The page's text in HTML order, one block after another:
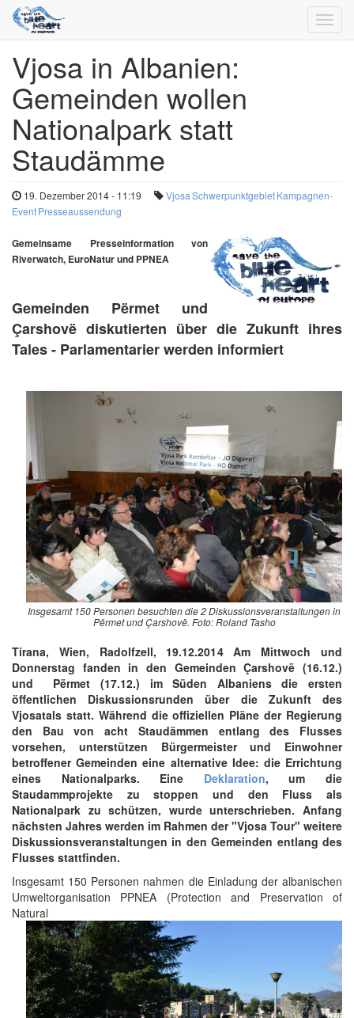
Direkt
zum
Inhalt
Vjosa in Albanien:
Gemeinden wollen
Nationalpark statt
Staudämme
19. Dezember 2014 - 11:19 VjosaSchwerpunktgebietKampagnen-
EventPresseaussendung
Gemeinsame Presseinformation
von
Riverwatch, EuroNatur und PPNEA
Gemeinden Përmet und
Çarshovë diskutierten über die Zukunft ihres
Tales - Parlamentarier werden informiert
Insgesamt 150 Personen besuchten die 2 Diskussionsveranstaltungen in
Përmet und Çarshovë. Foto: Roland Tasho
Tirana, Wien, Radolfzell, 19.12.2014 Am Mittwoch und
Donnerstag fanden in den Gemeinden Çarshovë (16.12.)
und Përmet (17.12.) im Süden Albaniens die ersten
öffentlichen Diskussionsrunden über die Zukunft des
Vjosatals statt. Während die offiziellen Pläne der Regierung
den Bau von acht Staudämmen entlang des Flusses
vorsehen, unterstützen Bürgermeister und Einwohner
betroffener Gemeinden eine alternative Idee: die Errichtung
eines Nationalparks. Eine Deklaration, um die
Staudammprojekte zu stoppen und den Fluss als
Nationalpark zu schützen, wurde unterschrieben. Anfang
nächsten Jahres werden im Rahmen der "Vjosa Tour" weitere
Diskussionsveranstaltungen in den Gemeinden entlang des
Flusses stattfinden.
Insgesamt 150 Personen nahmen die Einladung der albanischen
Umweltorganisation PPNEA (Protection and Preservation of
Natural